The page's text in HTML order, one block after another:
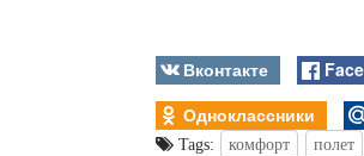
Вконтакте
Одноклассники
Tags: комфорт полет